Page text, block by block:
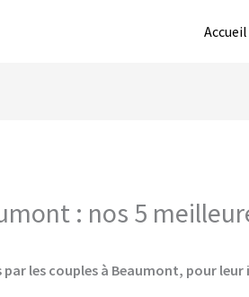
Accueil
: nos 5
les couples à Beaumont, pour